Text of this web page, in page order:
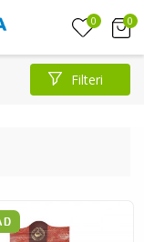
0 0
Filteri